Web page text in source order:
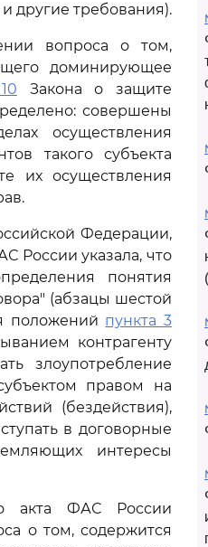
другие требования).
вопроса о том,
доминирующее
Закона о защите
совершены
осуществления
такого субъекта
их осуществления
Федерации,
России указала, что
понятия
(абзацы шестой
положений пункта 3
контрагенту
злоупотребление
правом на
(бездействия),
в договорные
интересы
акта ФАС России
о том, содержится